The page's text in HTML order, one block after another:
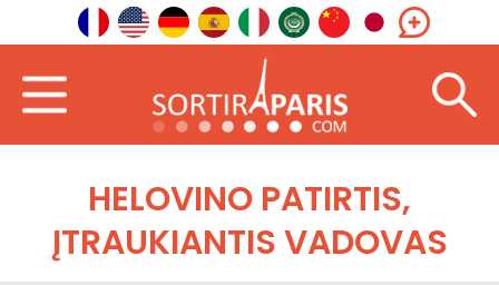
HELOVINO PATIRTIS,
ĮTRAUKIANTIS VADOVAS